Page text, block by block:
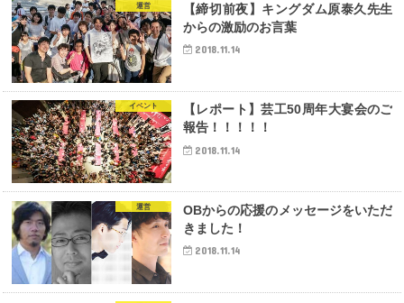
運営
【締切前夜】キングダム原泰久先生
からの激励のお言葉
2018.11.14
イベント
【レポート】芸工50周年大宴会のご
報告！！！！！
2018.11.14
運営
OBからの応援のメッセージをいただ
きました！
2018.11.14